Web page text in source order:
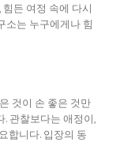
든 여정 속에 다시
소는 누구에게나 힘
것이 손 좋은 것만
. 관찰보다는 애정이,
합니다. 입장의 동